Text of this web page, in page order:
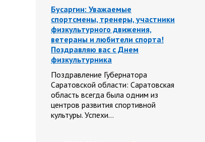
Бусаргин: Уважаемые
спортсмены, тренеры, участники
физкультурного движения,
ветераны и любители спорта!
Поздравляю вас с Днем
физкультурника
Поздравление Губернатора
Саратовской области: Саратовская
область всегда была одним из
центров развития спортивной
культуры. Успехи…